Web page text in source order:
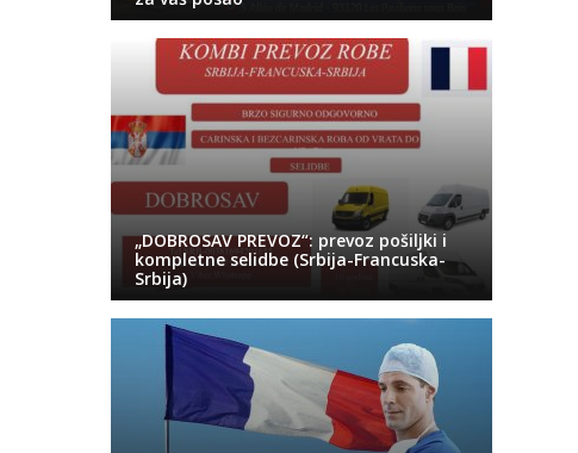
„DOBROSAV PREVOZ“: prevoz pošiljki i
kompletne selidbe (Srbija-Francuska-
Srbija)